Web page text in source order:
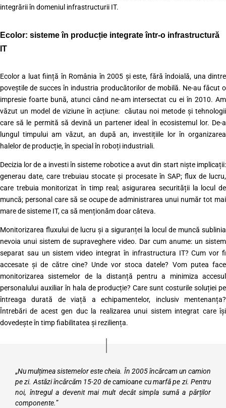
integrării în domeniul infrastructurii IT.
Ecolor: sisteme în producție integrate într-o infrastructură
IT
Ecolor a luat ființă în România în 2005 și este, fără îndoială, una dintre
poveștile de succes în industria producătorilor de mobilă. Ne-au făcut o
impresie foarte bună, atunci când ne-am intersectat cu ei în 2010. Am
văzut un model de viziune în acțiune: căutau noi metode și tehnologii
care să le permită să devină un partener ideal în ecosistemul lor. De-a
lungul timpului am văzut, an după an, investițiile lor în organizarea
halelor de producție, în special în roboți industriali.
Decizia lor de a investi în sisteme robotice a avut din start niște implicații:
generau date, care trebuiau stocate și procesate în SAP; flux de lucru,
care trebuia monitorizat în timp real; asigurarea securității la locul de
muncă; personal care să se ocupe de administrarea unui număr tot mai
mare de sisteme IT, ca să menționăm doar câteva.
Monitorizarea fluxului de lucru și a siguranței la locul de muncă sublinia
nevoia unui sistem de supraveghere video. Dar cum anume: un sistem
separat sau un sistem video integrat în infrastructura IT? Cum vor fi
accesate și de către cine? Unde vor stoca datele? Vom putea face
monitorizarea sistemelor de la distanță pentru a minimiza accesul
personalului auxiliar în hala de producție? Care sunt costurile soluției pe
întreaga durată de viață a echipamentelor, inclusiv mentenanța?
Întrebări de acest gen duc la realizarea unui sistem integrat care își
dovedește în timp fiabilitatea și reziliența.
„Nu mulțimea sistemelor este cheia. În 2005 încărcam un camion
pe zi. Astăzi încărcăm 15-20 de camioane cu marfă pe zi. Pentru
noi, întregul a devenit mai mult decât simpla sumă a părților
componente.”